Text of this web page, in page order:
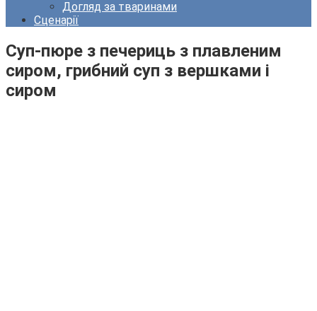
Догляд за тваринами
Сценарії
Суп-пюре з печериць з плавленим
сиром, грибний суп з вершками і
сиром